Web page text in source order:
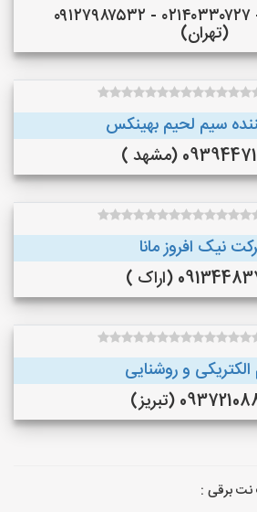
۰۲۱۳۳۱۱۶۶۷۵ - ۰۲۱۴۰۳۳۰۷۲۷ - ۰۹۱۲۷۹۸۷۵۳۲
(تهران)
سیم لحیم بهینکس
(مشهد )
نیک افروز مانا
(اراک )
الکتریکی و روشنایی
(تبریز)
نت برقی :